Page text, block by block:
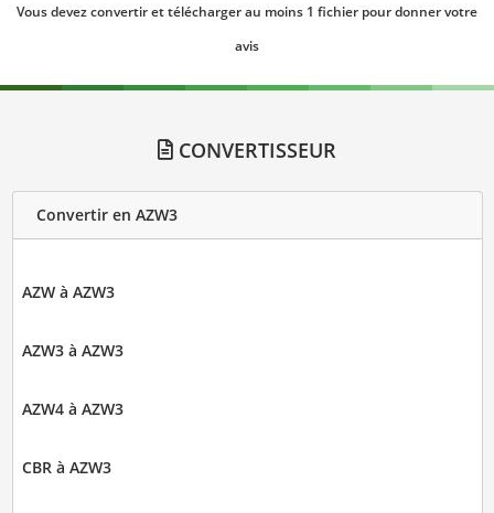
Vous devez convertir et télécharger au moins 1 fichier pour donner votre
avis
CONVERTISSEUR
Convertir en AZW3
AZW à AZW3
AZW3 à AZW3
AZW4 à AZW3
CBR à AZW3